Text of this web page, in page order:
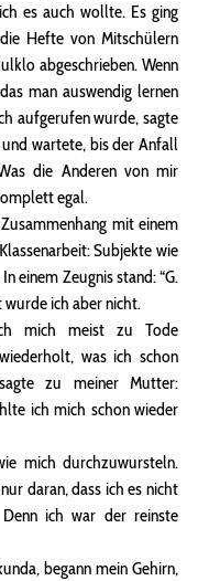
es auch wollte. Es ging
Hefte von Mitschülern
abgeschrieben. Wenn
man auswendig lernen
aufgerufen wurde, sagte
und wartete, bis der Anfall
die Anderen von mir
egal.
mit einem
Subjekte wie
einem Zeugnis stand: “G.
ich aber nicht.
mich meist zu Tode
was ich schon
zu meiner Mutter:
ich mich schon wieder
mich durchzuwursteln.
daran, dass ich es nicht
ich war der reinste
begann mein Gehirn,